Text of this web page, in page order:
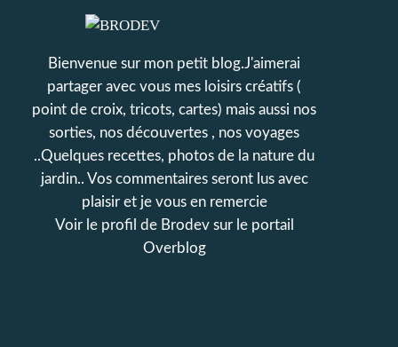
Bienvenue sur mon petit blog.J'aimerai
partager avec vous mes loisirs créatifs (
point de croix, tricots, cartes) mais aussi nos
sorties, nos découvertes , nos voyages
..Quelques recettes, photos de la nature du
jardin.. Vos commentaires seront lus avec
plaisir et je vous en remercie
Voir le profil de Brodevsur le portail
Overblog